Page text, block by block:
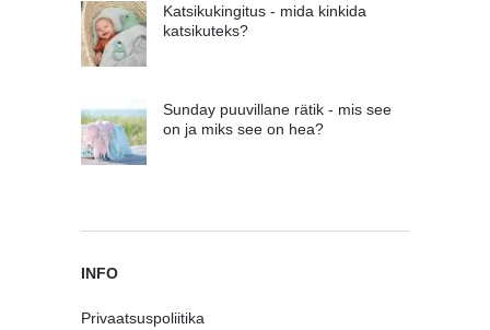
Katsikukingitus - mida kinkida
katsikuteks?
Sunday puuvillane rätik - mis see
on ja miks see on hea?
INFO
Privaatsuspoliitika